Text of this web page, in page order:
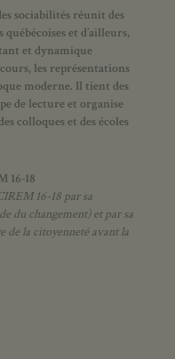
sociabilités réunit des
et d’ailleurs,
et dynamique
les représentations
moderne. Il tient des
de lecture et organise
colloques et des écoles
16-18
16-18 par sa
du changement) et par sa
de la citoyenneté avant la